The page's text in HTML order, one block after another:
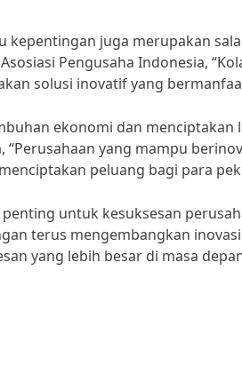
kepentingan juga merupakan
Pengusaha Indonesia,
solusi inovatif yang
ekonomi dan
“Perusahaan yang mampu
peluang bagi para
untuk kesuksesan
terus mengembangkan
yang lebih besar di masa